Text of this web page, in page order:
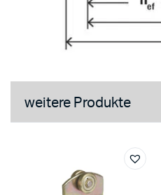
weitere Produkte